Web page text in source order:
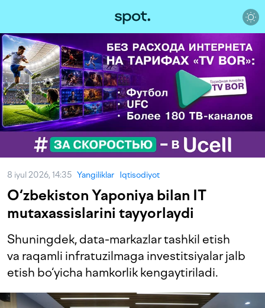
8 iyul 2026, 14:35 Yangiliklar Iqtisodiyot
O‘zbekiston Yaponiya bilan IT
mutaxassislarini tayyorlaydi
Shuningdek, data-markazlar tashkil etish
va raqamli infratuzilmaga investitsiyalar jalb
etish bo‘yicha hamkorlik kengaytiriladi.